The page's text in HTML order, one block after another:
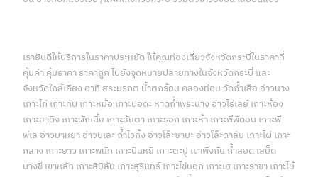
เรายินดีให้บริการในราคาประหยัด ให้คุณท่องเที่ยวจังหวัดกระบี่ในราคาที่
คุ้มค่า คุ้มราคา ราคาถูก ไปยังจุดหมายปลายทางในจังหวัดกระบี่ และ
จังหวัดใกล้เคียง อาทิ สระมรกต น้ำตกร้อน คลองท่อม วัดถ้ำเสือ อ่าวนาง
เกาะไก่ เกาะทับ เกาะหม้อ เกาะปอดะ หาดถ้ำพระนาง อ่าวไร่เลย์ เกาะห้อง
เกาะลาดิง เกาะผักเบี้ย เกาะลันตา เกาะรอก เกาะห้า เกาะพีพีดอน เกาะพี
พีเล อ่าวมาหยา อ่าวปิเละ ถ้ำไวกิ้ง อ่าวโล๊ะซามะ อ่าวโล๊ะดาลัม เกาะไผ่ เกาะ
กลาง เกาะยาว เกาะพนัก เกาะปันหยี เกาะตะปู เขาพิงกัน ถ้ำลอด เสม็ด
นางชี เขาหลัก เกาะสิมิลัน เกาะสุรินทร์ เกาะไข่นอก เกาะเฮ เกาะราชา เกาะไม้